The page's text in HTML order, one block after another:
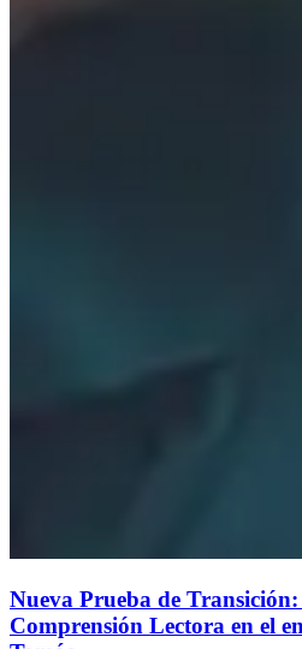
Nueva Prueba de
Comprensión Lectora en el